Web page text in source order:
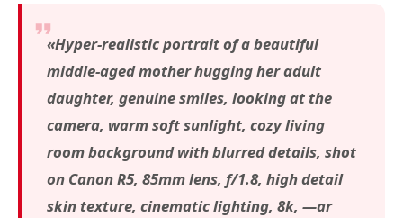
«Hyper-realistic portrait of a beautiful
middle-aged mother hugging her adult
daughter, genuine smiles, looking at the
camera, warm soft sunlight, cozy living
room background with blurred details, shot
on Canon R5, 85mm lens, f/1.8, high detail
skin texture, cinematic lighting, 8k, —ar